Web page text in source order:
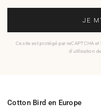
JE
Ce site est protégé par reCAPTCHA
d'utilisation
Cotton Bird en Europe